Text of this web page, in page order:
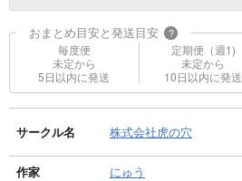
おまとめ目安と発送目安 ?
毎度便
未定から
5日以内に発送
定期便（週1)
未定から
10日以内に発送
サークル名 株式会社虎の穴
作家
にゅう